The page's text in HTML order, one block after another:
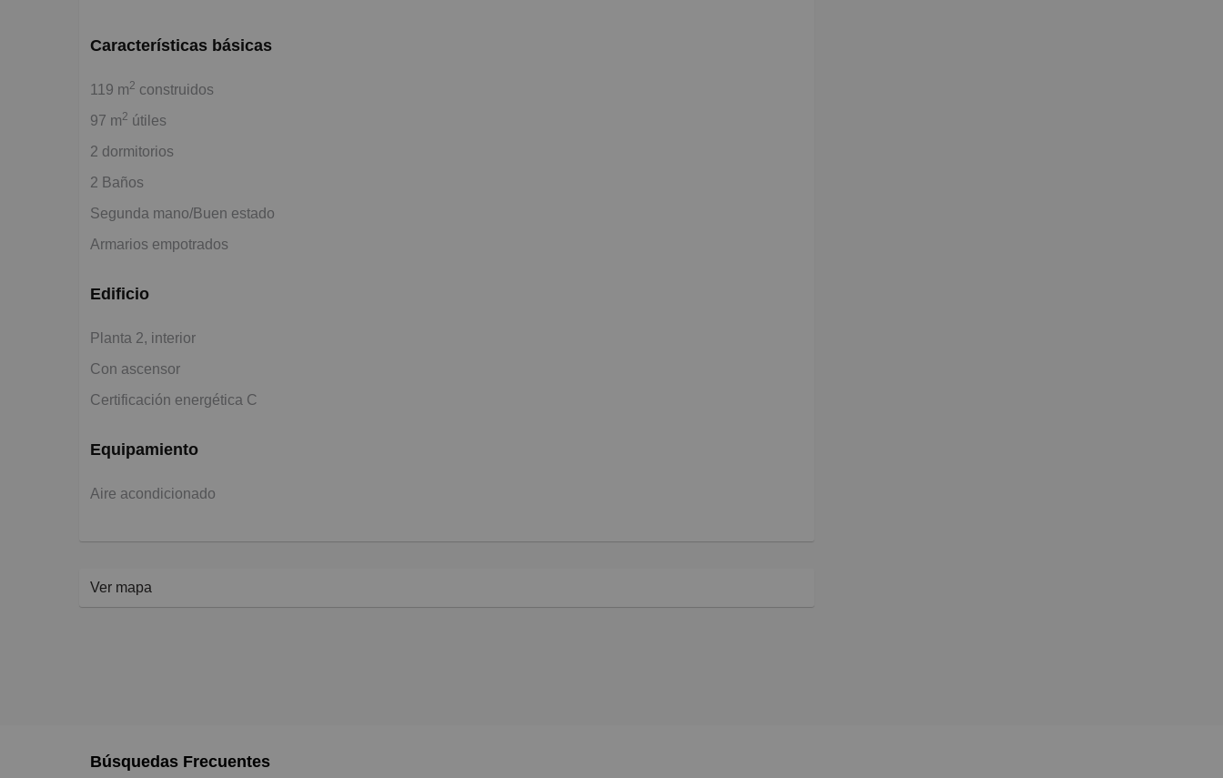
Características básicas
119 m2 construidos
97 m2 útiles
2 dormitorios
2 Baños
Segunda mano/Buen estado
Armarios empotrados
Edificio
Planta 2, interior
Con ascensor
Certificación energética C
Equipamiento
Aire acondicionado
Ver mapa
Búsquedas Frecuentes